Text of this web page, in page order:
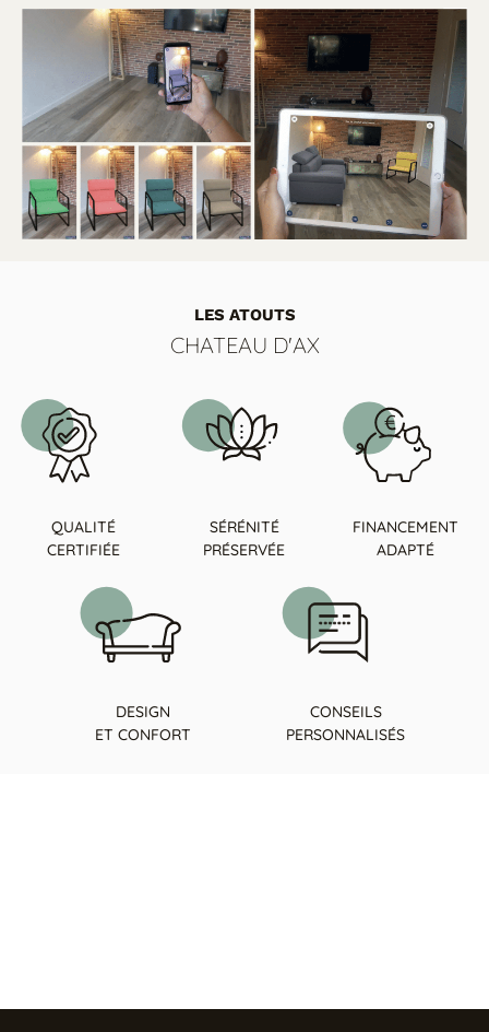
LES ATOUTS
CHATEAU D'AX
QUALITÉ
CERTIFIÉE
SÉRÉNITÉ
PRÉSERVÉE
FINANCEMENT
ADAPTÉ
DESIGN
ET CONFORT
CONSEILS
PERSONNALISÉS